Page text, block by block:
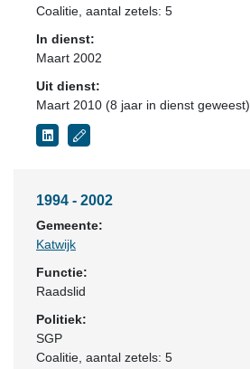
Coalitie , aantal zetels: 5
In dienst:
Maart 2002
Uit dienst:
Maart 2010 (8 jaar in dienst geweest)
1994 - 2002
Gemeente:
Katwijk
Functie:
Raadslid
Politiek:
SGP
Coalitie , aantal zetels: 5